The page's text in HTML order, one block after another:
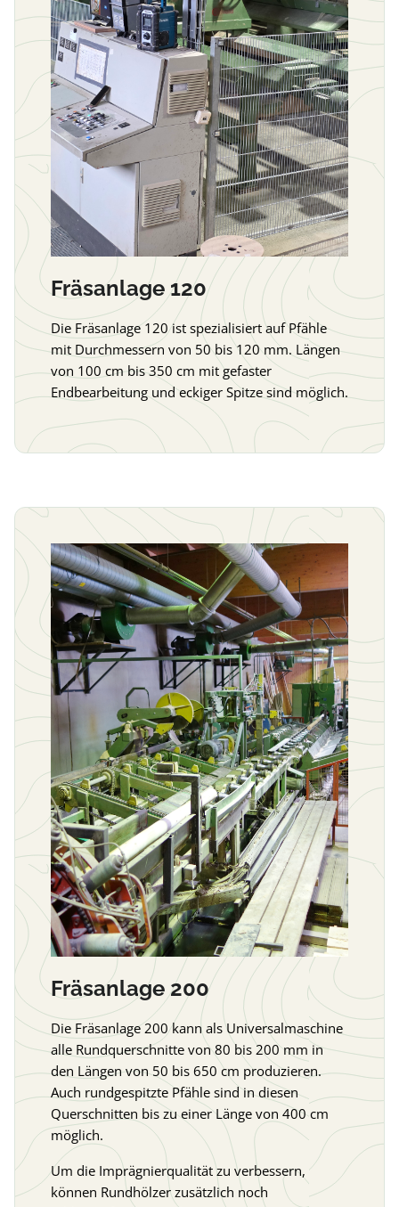
Fräsanlage 120
Die Fräsanlage 120 ist spezialisiert auf Pfähle
mit Durchmessern von 50 bis 120 mm. Längen
von 100 cm bis 350 cm mit gefaster
Endbearbeitung und eckiger Spitze sind möglich.
Fräsanlage 200
Die Fräsanlage 200 kann als Universalmaschine
alle Rundquerschnitte von 80 bis 200 mm in
den Längen von 50 bis 650 cm produzieren.
Auch rundgespitzte Pfähle sind in diesen
Querschnitten bis zu einer Länge von 400 cm
möglich.
Um die Imprägnierqualität zu verbessern,
können Rundhölzer zusätzlich noch